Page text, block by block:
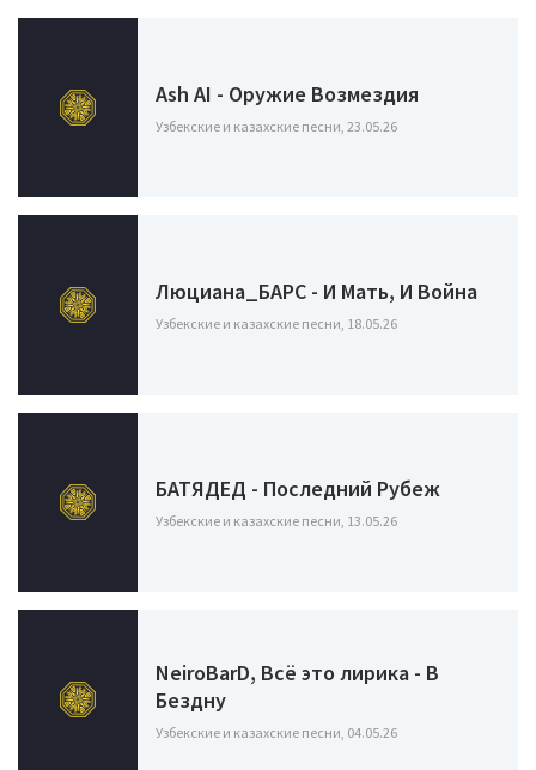
Ash AI - Оружие Возмездия
Узбекские и казахские песни, 23.05.26
Люциана_БАРС - И Мать, И Война
Узбекские и казахские песни, 18.05.26
БАТЯДЕД - Последний Рубеж
Узбекские и казахские песни, 13.05.26
NeiroBarD, Всё это лирика - В
Бездну
Узбекские и казахские песни, 04.05.26